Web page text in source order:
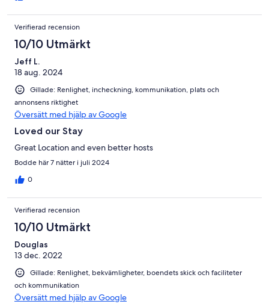
Verifierad recension
10/10 Utmärkt
Jeff L.
18 aug. 2024
Gillade: Renlighet, incheckning, kommunikation, plats och
annonsens riktighet
Översätt med hjälp av Google
Loved our Stay
Great Location and even better hosts
Bodde här 7 nätter i juli 2024
0
Verifierad recension
10/10 Utmärkt
Douglas
13 dec. 2022
Gillade: Renlighet, bekvämligheter, boendets skick och faciliteter
och kommunikation
Översätt med hjälp av Google